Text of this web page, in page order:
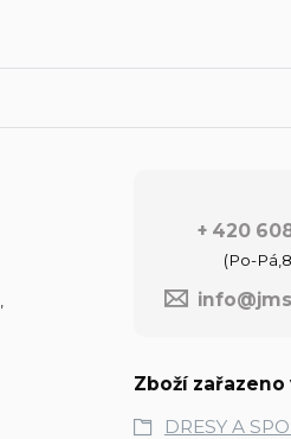
+ 420
(Po-
Zboží
DRESY A